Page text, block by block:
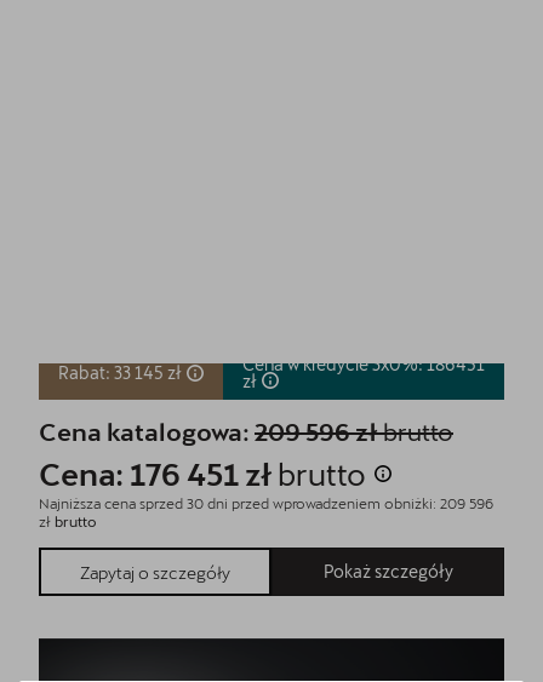
Rabat: 33 145 zł
Cena w kredycie 3x0%: 186451
zł
Cena katalogowa: 209 596 złbrutto
Cena: 176 451 zł brutto
Najniższa cena sprzed 30 dni przed wprowadzeniem obniżki: 209 596
zł brutto
Zapytaj o szczegóły Pokaż szczegóły